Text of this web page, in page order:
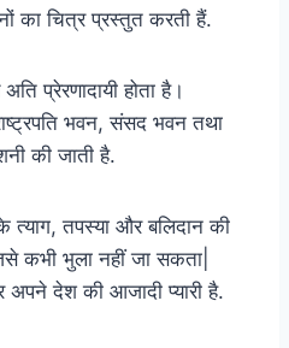
का चित्र प्रस्तुत करती हैं.
प्रेरणादायी होता है।
भवन, संसद भवन तथा
की जाती है.
त्याग, तपस्या और बलिदान की
कभी भुला नहीं जा सकता|
देश की आजादी प्यारी है.